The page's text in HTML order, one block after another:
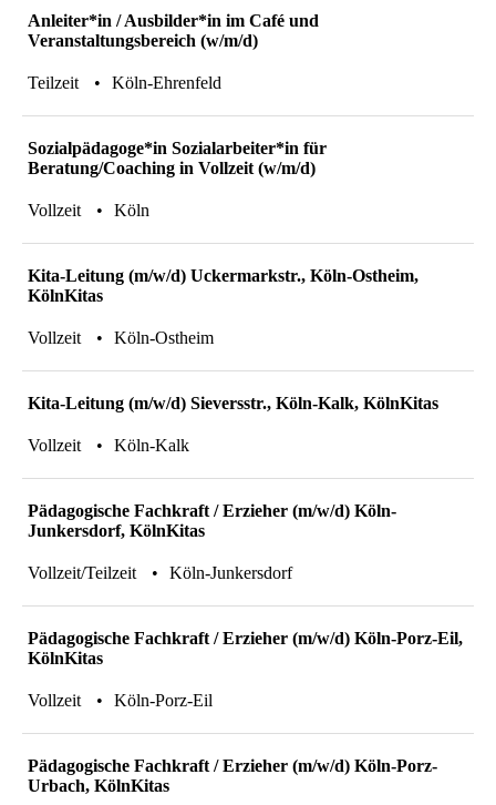
Anleiter*in / Ausbilder*in im Café und
Veranstaltungsbereich (w/m/d)
Teilzeit Köln-Ehrenfeld
Sozialpädagoge*in Sozialarbeiter*in für
Beratung/Coaching in Vollzeit (w/m/d)
Vollzeit Köln
Kita-Leitung (m/w/d) Uckermarkstr., Köln-Ostheim,
KölnKitas
Vollzeit Köln-Ostheim
Kita-Leitung (m/w/d) Sieversstr., Köln-Kalk, KölnKitas
Vollzeit Köln-Kalk
Pädagogische Fachkraft / Erzieher (m/w/d) Köln-
Junkersdorf, KölnKitas
Vollzeit/Teilzeit Köln-Junkersdorf
Pädagogische Fachkraft / Erzieher (m/w/d) Köln-Porz-Eil,
KölnKitas
Vollzeit Köln-Porz-Eil
Pädagogische Fachkraft / Erzieher (m/w/d) Köln-Porz-
Urbach, KölnKitas